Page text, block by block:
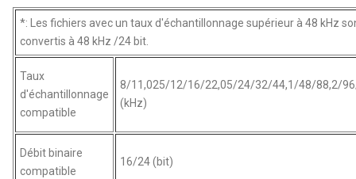
*: Les fichiers avec un taux d'échantillonnage supérieur à 48 kHz
convertis à 48 kHz /24 bit.
Taux
d'échantillonnage
compatible
8/11,025/12/16/22,05/24/32/44,1/48/88,2/
(kHz)
Débit binaire
compatible
16/24 (bit)